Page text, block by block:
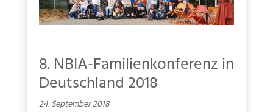
8. NBIA-Familienkonferenz in
Deutschland 2018
24. September 2018